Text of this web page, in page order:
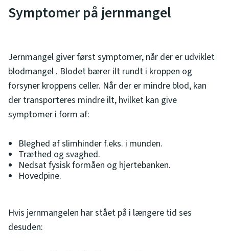
Symptomer på jernmangel
Jernmangel giver først symptomer, når der er udviklet
blodmangel . Blodet bærer ilt rundt i kroppen og
forsyner kroppens celler. Når der er mindre blod, kan
der transporteres mindre ilt, hvilket kan give
symptomer i form af:
Bleghed af slimhinder f.eks. i munden.
Træthed og svaghed.
Nedsat fysisk formåen og hjertebanken.
Hovedpine.
Hvis jernmangelen har stået på i længere tid ses
desuden: